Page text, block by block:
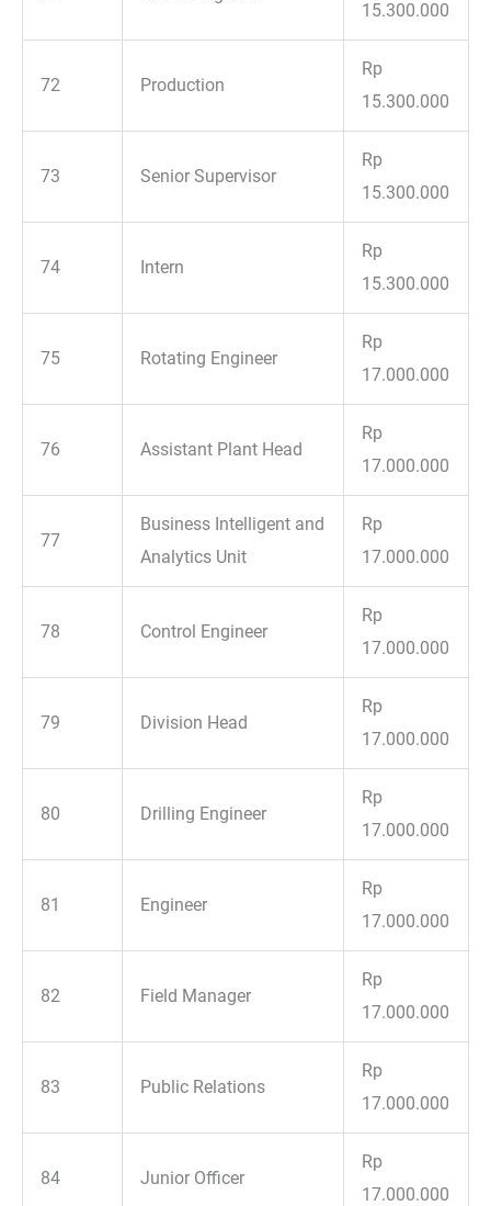
15.300.000
72 Production
Rp
15.300.000
73 Senior Supervisor
Rp
15.300.000
74 Intern
Rp
15.300.000
75 Rotating Engineer
Rp
17.000.000
76 Assistant Plant Head
Rp
17.000.000
77
Business Intelligent and
Analytics Unit
Rp
17.000.000
78 Control Engineer
Rp
17.000.000
79 Division Head
Rp
17.000.000
80 Drilling Engineer
Rp
17.000.000
81 Engineer
Rp
17.000.000
82 Field Manager
Rp
17.000.000
83 Public Relations
Rp
17.000.000
84 Junior Officer
Rp
17.000.000